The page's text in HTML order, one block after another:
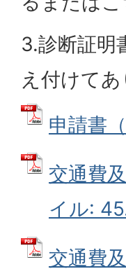
3.診断証明
え付けてあ
申請書
交通費
イル:
交通費